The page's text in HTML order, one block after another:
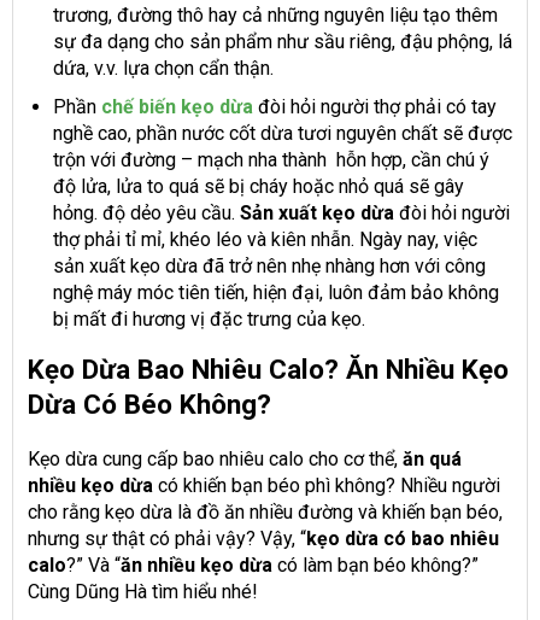
trương, đường thô hay cả những nguyên liệu tạo thêm
sự đa dạng cho sản phẩm như sầu riêng, đậu phộng, lá
dứa, v.v. lựa chọn cẩn thận.
Phần chế biến kẹo dừa đòi hỏi người thợ phải có tay
nghề cao, phần nước cốt dừa tươi nguyên chất sẽ được
trộn với đường – mạch nha thành hỗn hợp, cần chú ý
độ lửa, lửa to quá sẽ bị cháy hoặc nhỏ quá sẽ gây
hỏng. độ dẻo yêu cầu. Sản xuất kẹo dừa đòi hỏi người
thợ phải tỉ mỉ, khéo léo và kiên nhẫn. Ngày nay, việc
sản xuất kẹo dừa đã trở nên nhẹ nhàng hơn với công
nghệ máy móc tiên tiến, hiện đại, luôn đảm bảo không
bị mất đi hương vị đặc trưng của kẹo.
Kẹo Dừa Bao Nhiêu Calo? Ăn Nhiều Kẹo
Dừa Có Béo Không?
Kẹo dừa cung cấp bao nhiêu calo cho cơ thể, ăn quá
nhiều kẹo dừa có khiến bạn béo phì không? Nhiều người
cho rằng kẹo dừa là đồ ăn nhiều đường và khiến bạn béo,
nhưng sự thật có phải vậy? Vậy, “kẹo dừa có bao nhiêu
calo?” Và “ăn nhiều kẹo dừa có làm bạn béo không?”
Cùng Dũng Hà tìm hiểu nhé!